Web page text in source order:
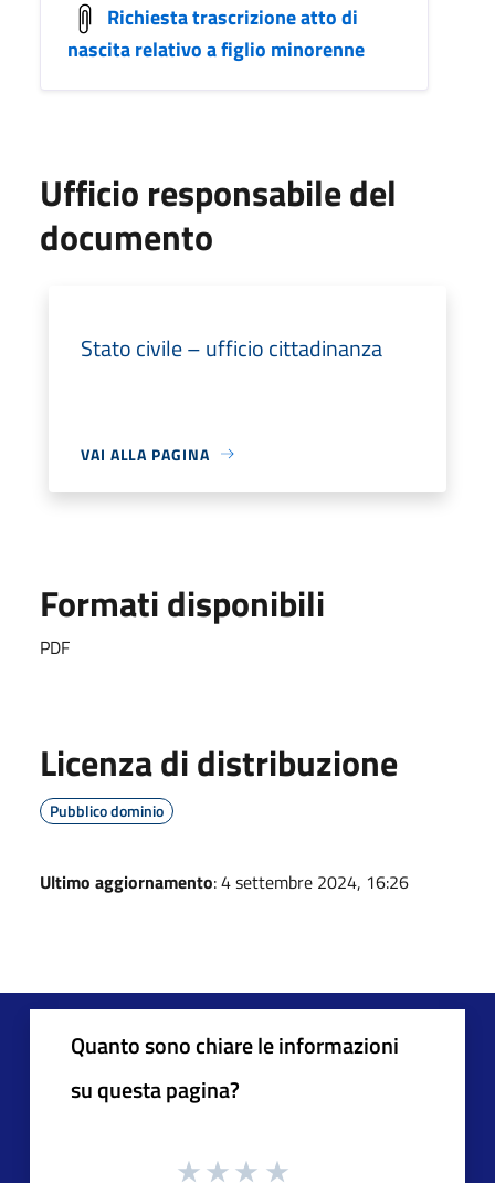
Richiesta trascrizione atto di
nascita relativo a figlio minorenne
Ufficio responsabile del
documento
Stato civile – ufficio cittadinanza
VAI ALLA PAGINA
Formati disponibili
PDF
Licenza di distribuzione
Pubblico dominio
Ultimo aggiornamento: 4 settembre 2024, 16:26
Quanto sono chiare le informazioni
su questa pagina?